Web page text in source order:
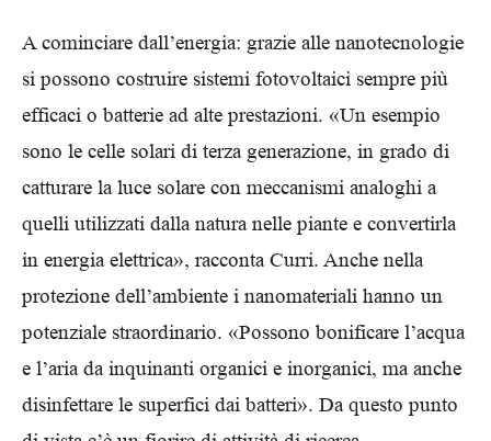
A cominciare dall’energia: grazie alle nanotecnologie
si possono costruire sistemi fotovoltaici sempre più
efficaci o batterie ad alte prestazioni. «Un esempio
sono le celle solari di terza generazione, in grado di
catturare la luce solare con meccanismi analoghi a
quelli utilizzati dalla natura nelle piante e convertirla
in energia elettrica», racconta Curri. Anche nella
protezione dell’ambiente i nanomateriali hanno un
potenziale straordinario. «Possono bonificare l’acqua
e l’aria da inquinanti organici e inorganici, ma anche
disinfettare le superfici dai batteri». Da questo punto